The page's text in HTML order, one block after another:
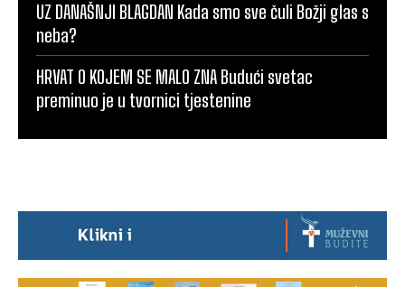
UZ DANAŠNJI BLAGDAN Kada smo sve čuli Božji glas s
neba?
HRVAT O KOJEM SE MALO ZNA Budući svetac
preminuo je u tvornici tjestenine